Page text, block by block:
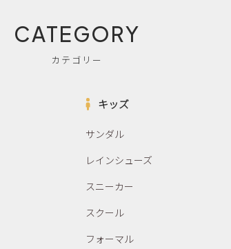
CATEGORY
カテゴリー
キッズ
サンダル
レインシューズ
スニーカー
スクール
フォーマル